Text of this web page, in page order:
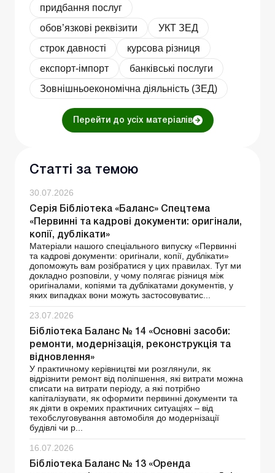
придбання послуг
обов’язкові реквізити
УКТ ЗЕД
строк давності
курсова різниця
експорт-імпорт
банківські послуги
Зовнішньоекономічна діяльність (ЗЕД)
Перейти до усіх матеріалів
Статті за темою
30.07.2026
Серія Бібліотека «Баланс» Спецтема
«Первинні та кадрові документи: оригінали,
копії, дублікати»
Матеріали нашого спеціального випуску «Первинні
та кадрові документи: оригінали, копії, дублікати»
допоможуть вам розібратися у цих правилах. Тут ми
докладно розповіли, у чому полягає різниця між
оригіналами, копіями та дублікатами документів, у
яких випадках вони можуть застосовуватис...
23.07.2026
Бібліотека Баланс № 14 «Основні засоби:
ремонти, модернізація, реконструкція та
відновлення»
У практичному керівництві ми розглянули, як
відрізнити ремонт від поліпшення, які витрати можна
списати на витрати періоду, а які потрібно
капіталізувати, як оформити первинні документи та
як діяти в окремих практичних ситуаціях – від
техобслуговування автомобіля до модернізації
будівлі чи р...
16.07.2026
Бібліотека Баланс № 13 «Оренда